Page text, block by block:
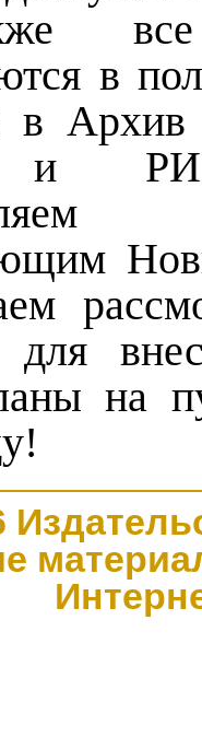
все
в
в
и
для
на